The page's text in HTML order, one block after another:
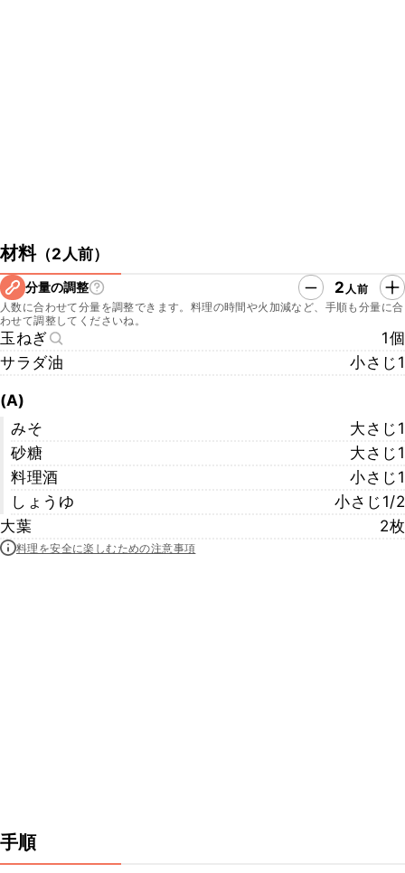
材料（2人前）
分量の調整 2 人前
人数に合わせて分量を調整できます。料理の時間や火加減など、手順も分量に合
わせて調整してくださいね。
玉ねぎ
1個
サラダ油
小さじ1
(A)
みそ
大さじ1
砂糖
大さじ1
料理酒
小さじ1
しょうゆ
小さじ1/2
大葉
2枚
料理を安全に楽しむための注意事項
手順